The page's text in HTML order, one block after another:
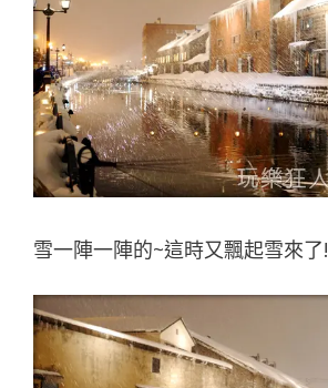
雪一陣一陣的~這時又飄起雪來了!